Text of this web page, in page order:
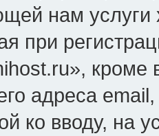
нам
при
кроме
адреса
ко вводу, на